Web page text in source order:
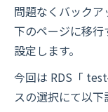
問題なくバック
下のページに移行
設定します。
今回は RDS「
スの選択にて以下